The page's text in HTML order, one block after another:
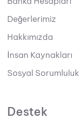
Değerlerimiz
Hakkımızda
İnsan Kaynakları
Sosyal Sorumluluk
Destek